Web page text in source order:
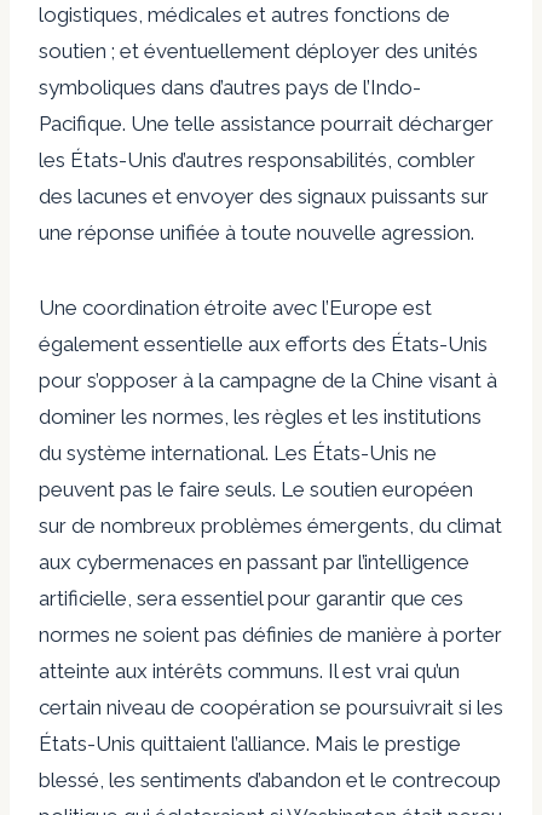
logistiques, médicales et autres fonctions de
soutien ; et éventuellement déployer des unités
symboliques dans d’autres pays de l’Indo-
Pacifique. Une telle assistance pourrait décharger
les États-Unis d’autres responsabilités, combler
des lacunes et envoyer des signaux puissants sur
une réponse unifiée à toute nouvelle agression.
Une coordination étroite avec l’Europe est
également essentielle aux efforts des États-Unis
pour s’opposer à la campagne de la Chine visant à
dominer les normes, les règles et les institutions
du système international. Les États-Unis ne
peuvent pas le faire seuls. Le soutien européen
sur de nombreux problèmes émergents, du climat
aux cybermenaces en passant par l’intelligence
artificielle, sera essentiel pour garantir que ces
normes ne soient pas définies de manière à porter
atteinte aux intérêts communs. Il est vrai qu’un
certain niveau de coopération se poursuivrait si les
États-Unis quittaient l’alliance. Mais le prestige
blessé, les sentiments d’abandon et le contrecoup